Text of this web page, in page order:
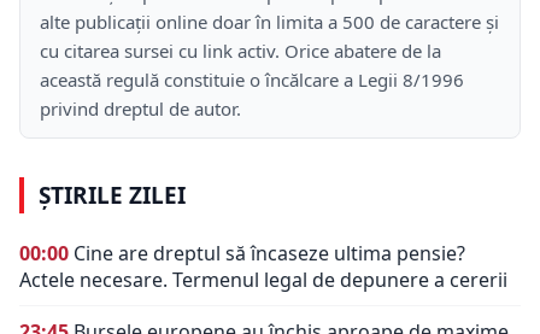
alte publicații online doar în limita a 500 de caractere și
cu citarea sursei cu link activ. Orice abatere de la
această regulă constituie o încălcare a Legii 8/1996
privind dreptul de autor.
ȘTIRILE ZILEI
00:00 Cine are dreptul să încaseze ultima pensie?
Actele necesare. Termenul legal de depunere a cererii